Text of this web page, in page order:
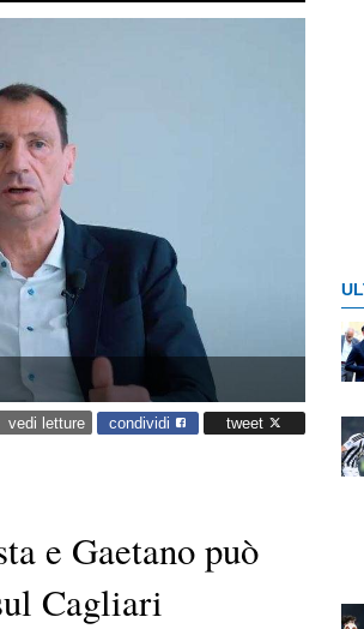
vedi letture condividi tweet
e Gaetano può
Cagliari